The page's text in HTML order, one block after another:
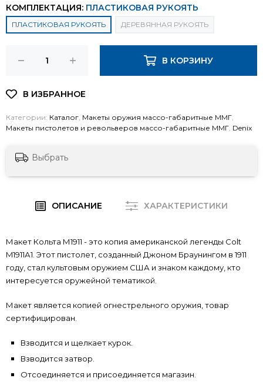
КОМПЛЕКТАЦИЯ: ПЛАСТИКОВАЯ РУКОЯТЬ
ПЛАСТИКОВАЯ РУКОЯТЬ ДЕРЕВЯННАЯ РУКОЯТЬ
В КОРЗИНУ
Категории: Каталог, Макеты оружия массо-габаритные ММГ,
Макеты пистолетов и револьверов массо-габаритные ММГ, Denix
Выбрать
ОПИСАНИЕ ХАРАКТЕРИСТИКИ
Макет Кольта М1911 - это копия американской легенды Colt
M1911А1. Этот пистолет, созданный Джоном Браунингом в 1911
году, стал культовым оружием США и знаком каждому, кто
интересуется оружейной тематикой.
Макет является копией огнестрельного оружия, товар
сертифицирован.
Взводится и щелкает курок.
Взводится затвор.
Отсоединяется и присоединяется магазин.